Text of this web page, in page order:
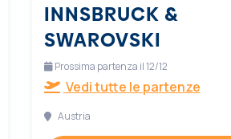
INNSBRUCK &
SWAROVSKI
Prossima partenza il 12/12
Vedi tutte le partenze
Austria